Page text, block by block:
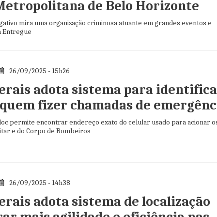
de Belo Horizonte
mira uma organização criminosa atuante em grandes eventos e
Entregue
26/09/2025 - 15h26
adota sistema para
fizer chamadas de
permite encontrar endereço exato do celular usado para acionar
e do Corpo de Bombeiros
26/09/2025 - 14h38
adota sistema de localização